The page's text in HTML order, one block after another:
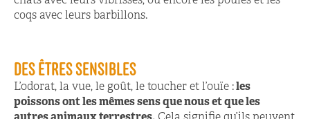
coqs avec leurs barbillons.
DES ÊTRES SENSIBLES
L’odorat, la vue, le goût, le toucher et l’ouïe :les
poissons ont les mêmes sens que nous et que les